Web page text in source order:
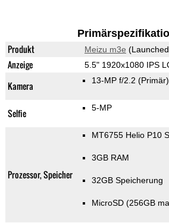
Produkt Meizu m3e
Anzeige 5.5" 1920x1080 IPS
Kamera 13-MP f/2.2 (Primär)
Selfie 5-MP
Prozessor, Speicher
MT6755 Helio P10
3GB RAM
32GB Speicherung
MicroSD (256GB